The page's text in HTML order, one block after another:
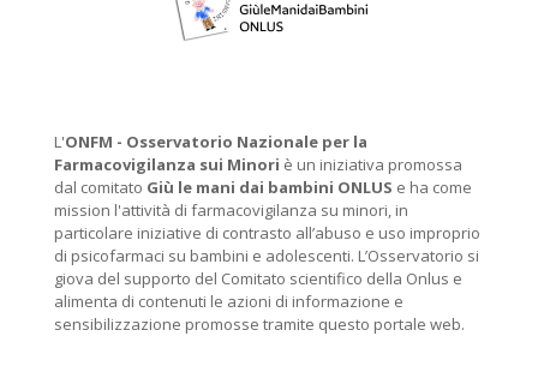
L'ONFM - Osservatorio Nazionale per la
Farmacovigilanza sui Minori è un iniziativa promossa
dal comitato Giù le mani dai bambini ONLUS e ha come
mission l'attività di farmacovigilanza su minori, in
particolare iniziative di contrasto all’abuso e uso improprio
di psicofarmaci su bambini e adolescenti. L’Osservatorio si
giova del supporto del Comitato scientifico della Onlus e
alimenta di contenuti le azioni di informazione e
sensibilizzazione promosse tramite questo portale web.